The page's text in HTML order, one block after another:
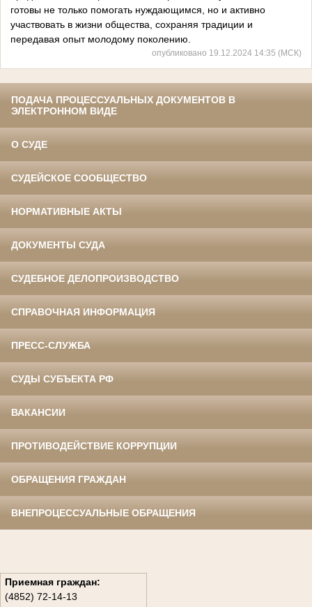
готовы не только помогать нуждающимся, но и активно
участвовать в жизни общества, сохраняя традиции и
передавая опыт молодому поколению.
опубликовано 19.12.2024 14:35 (МСК)
ПОДАЧА ПРОЦЕССУАЛЬНЫХ ДОКУМЕНТОВ В
ЭЛЕКТРОННОМ ВИДЕ
О СУДЕ
СУДЕЙСКОЕ СООБЩЕСТВО
НОРМАТИВНЫЕ АКТЫ
ДОКУМЕНТЫ СУДА
СУДЕБНОЕ ДЕЛОПРОИЗВОДСТВО
СПРАВОЧНАЯ ИНФОРМАЦИЯ
ПРЕСС-СЛУЖБА
СУДЫ СУБЪЕКТА РФ
ВАКАНСИИ
ПРОТИВОДЕЙСТВИЕ КОРРУПЦИИ
ОБРАЩЕНИЯ ГРАЖДАН
ВНЕПРОЦЕССУАЛЬНЫЕ ОБРАЩЕНИЯ
Приемная граждан:
(4852) 72-14-13